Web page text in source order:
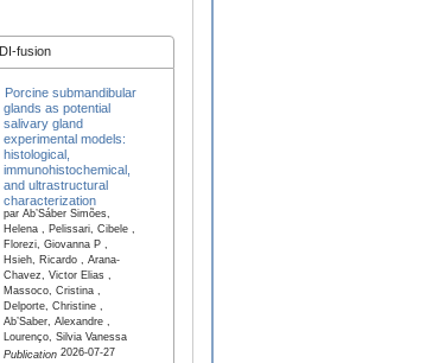
DI-fusion
Porcine submandibular
glands as potential
salivary gland
experimental models:
histological,
immunohistochemical,
and ultrastructural
characterization
par Ab’Sáber Simões,
Helena , Pelissari, Cibele ,
Florezi, Giovanna P ,
Hsieh, Ricardo , Arana-
Chavez, Victor Elias ,
Massoco, Cristina ,
Delporte, Christine ,
Ab’Saber, Alexandre ,
Lourenço, Silvia Vanessa
Publication2026-07-27